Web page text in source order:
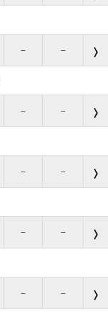
– –
– –
– –
– –
– –